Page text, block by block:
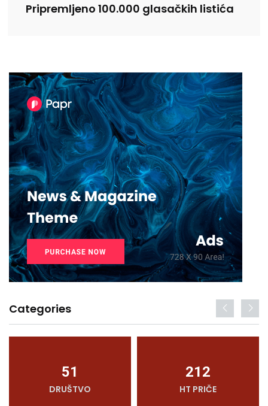
Pripremljeno 100.000 glasačkih listića
Categories
51
DRUŠTVO
212
HT PRIČE